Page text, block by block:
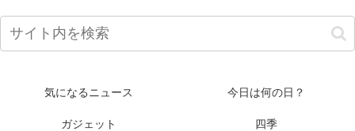
気になるニュース 今日は何の日？
ガジェット 四季